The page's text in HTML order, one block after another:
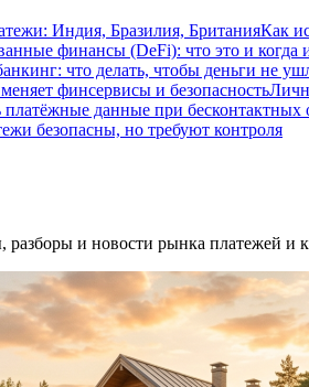
Индия, Бразилия, БританияКак
финансы (DeFi): что это и когда
что делать, чтобы деньги не
финсервисы и безопасность
платёжные данные при бесконтактных
безопасны, но требуют контроля
разборы и новости рынка платежей и